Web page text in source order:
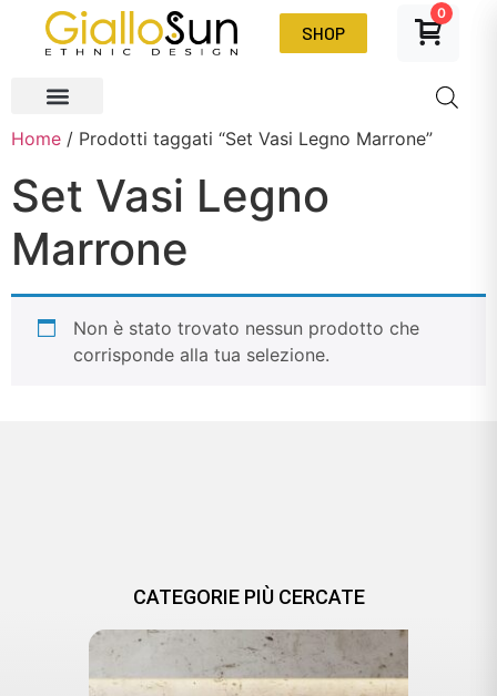
SHOP
0
Home / Prodotti taggati “Set Vasi Legno Marrone”
Set Vasi Legno
Marrone
Non è stato trovato nessun prodotto che
corrisponde alla tua selezione.
CATEGORIE PIÙ CERCATE